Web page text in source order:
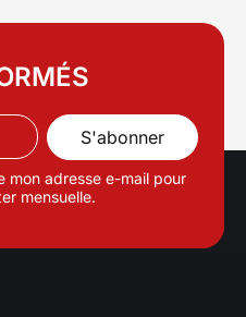
des applications
protection contre
sont cruciales.. Format :
50 mm
adresse e-mail pour
mensuelle.